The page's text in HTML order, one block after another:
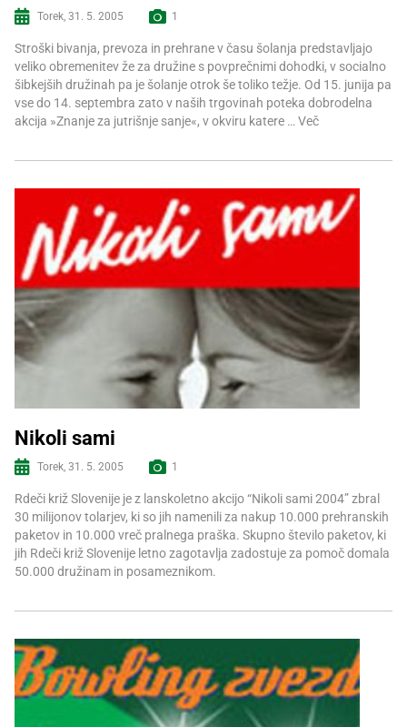
Več informacij
Torek, 31. 5. 2005 1
Stroški bivanja, prevoza in prehrane v času šolanja predstavljajo
veliko obremenitev že za družine s povprečnimi dohodki, v socialno
šibkejših družinah pa je šolanje otrok še toliko težje. Od 15. junija pa
vse do 14. septembra zato v naših trgovinah poteka dobrodelna
akcija »Znanje za jutrišnje sanje«, v okviru katere … Več
Več informacij
Nikoli sami
Torek, 31. 5. 2005 1
Rdeči križ Slovenije je z lanskoletno akcijo “Nikoli sami 2004” zbral
30 milijonov tolarjev, ki so jih namenili za nakup 10.000 prehranskih
paketov in 10.000 vreč pralnega praška. Skupno število paketov, ki
jih Rdeči križ Slovenije letno zagotavlja zadostuje za pomoč domala
50.000 družinam in posameznikom.